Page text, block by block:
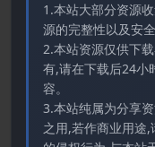
1.本站大部分资源
源的完整性以及安
2.本站资源仅供下
有,请在下载后24小
容。
3.本站纯属为分享
之用,若作商业用途